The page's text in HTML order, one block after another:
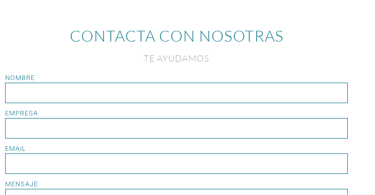
CONTACTA CON NOSOTRAS
TE AYUDAMOS
NOMBRE
EMPRESA
EMAIL
MENSAJE